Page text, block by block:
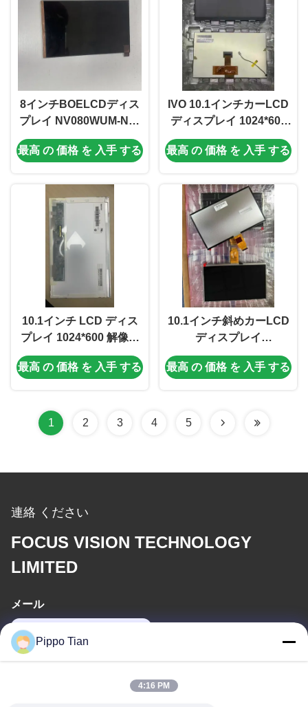
8インチBOELCDディス
プレイ NV080WUM-N61
1200*1920 解像度 45PIN
IPS と 435 CD/M2 ライト
最高 の 価格 を 入手 する
IVO 10.1インチカーLCD
ディスプレイ 1024*600
ピクセル 800CD/M2明る
さおよび自動車用40PIN
最高 の 価格 を 入手 する
10.1インチ LCD ディス
プレイ 1024*600 解像度
WLED バックライトと
40PIN IPS タブレット
最高 の 価格 を 入手 する
10.1インチ斜めカーLCD
ディスプレイ
TM101DDHG01
1024*600ピクセル解像度
最高 の 価格 を 入手 する
1 2 3 4 5
連絡 ください
FOCUS VISION TECHNOLOGY
LIMITED
メール
Pippo Tian
4:16 PM